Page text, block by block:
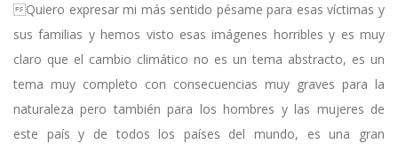
Quiero expresar mi más sentido pésame para esas víctimas y
sus familias y hemos visto esas imágenes horribles y es muy
claro que el cambio climático no es un tema abstracto, es un
tema muy completo con consecuencias muy graves para la
naturaleza pero también para los hombres y las mujeres de
este país y de todos los países del mundo, es una gran